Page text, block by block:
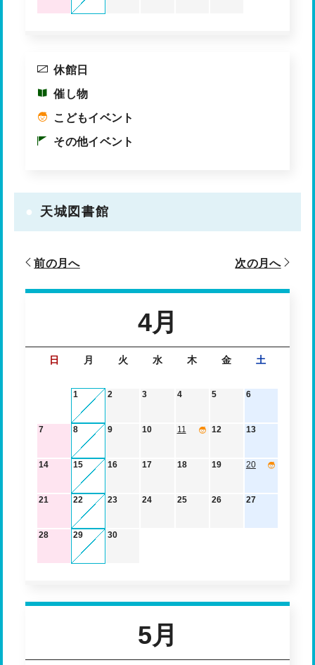
休館日
催し物
こどもイベント
その他イベント
天城図書館
前の月へ 次の月へ
4月
日 月 火 水 木 金 土
1 2 3 4 5 6
7 8 9 10 11 12 13
14 15 16 17 18 19 20
21 22 23 24 25 26 27
28 29 30
5月